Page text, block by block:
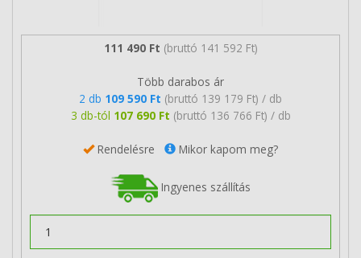
111 490 Ft (bruttó 141 592 Ft)
Több darabos ár
2 db 109 590 Ft (bruttó 139 179 Ft) / db
3 db-tól 107 690 Ft (bruttó 136 766 Ft) / db
Rendelésre Mikor kapom meg?
Ingyenes szállítás